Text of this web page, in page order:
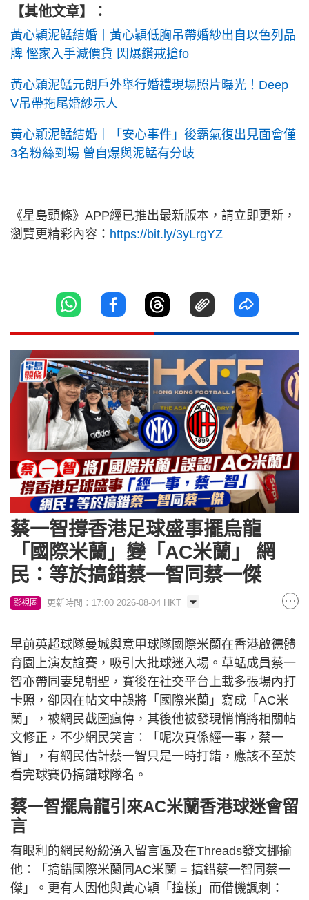
【其他文章】：
黃心穎泥鯭結婚丨黃心穎低胸吊帶婚紗出自以色列品
牌 慳家入手減價貨 閃爆鑽戒搶fo
黃心穎泥鯭元朗戶外舉行婚禮現場照片曝光！Deep
V吊帶拖尾婚紗示人
黃心穎泥鯭結婚｜「安心事件」後霸氣復出見面會僅
3名粉絲到場 曾自爆與泥鯭有分歧
《星島頭條》APP經已推出最新版本，請立即更新，
瀏覽更精彩內容： https://bit.ly/3yLrgYZ
蔡一智撐香港足球盛事擺烏龍
「國際米蘭」變「AC米蘭」 網
民：等於搞錯蔡一智同蔡一傑
影視圈 更新時間：17:00 2026-08-04 HKT
早前英超球隊曼城與意甲球隊國際米蘭在香港啟德體
育園上演友誼賽，吸引大批球迷入場。草蜢成員蔡一
智亦帶同妻兒朝聖，賽後在社交平台上載多張場內打
卡照，卻因在帖文中誤將「國際米蘭」寫成「AC米
蘭」，被網民截圖瘋傳，其後他被發現悄悄將相關帖
文修正，不少網民笑言：「呢次真係經一事，蔡一
智」，有網民估計蔡一智只是一時打錯，應該不至於
看完球賽仍搞錯球隊名。
蔡一智擺烏龍引來AC米蘭香港球迷會留
言
有眼利的網民紛紛湧入留言區及在Threads發文挪揄
他：「搞錯國際米蘭同AC米蘭 = 搞錯蔡一智同蔡一
傑」。更有人因他與黃心穎「撞樣」而借機諷刺：